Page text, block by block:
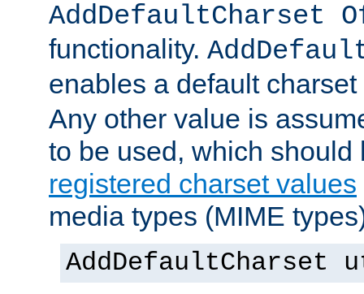
AddDefaultCharset
functionality.
enables a default
Any other value is
to be used, which
registered charset values
media types (MIME
AddDefaultCharset